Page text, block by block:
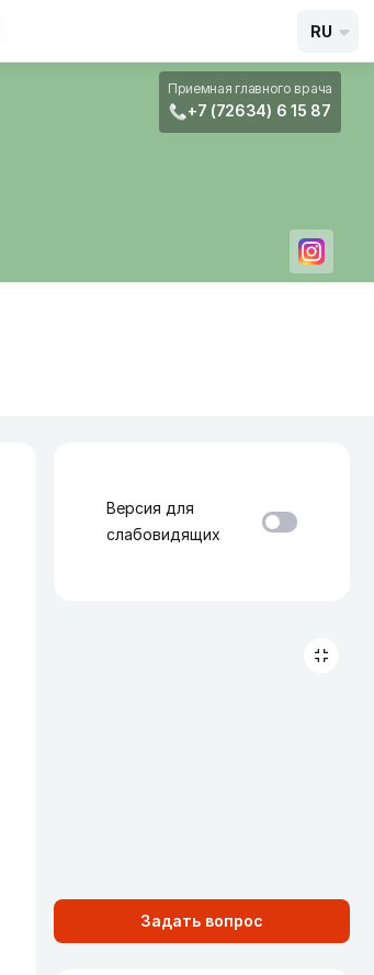
RU
Приемная главного врача
+7 (72634) 6 15 87
Версия для
слабовидящих
Задать вопрос